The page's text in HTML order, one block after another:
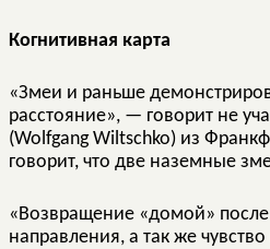
Когнитивная карта
«Змеи и раньше
расстояние», — говорит не
(Wolfgang Wiltschko) из
говорит, что две наземные
«Возвращение «домой»
направления, а так же